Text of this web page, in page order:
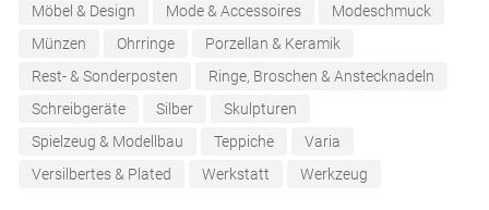
Möbel & Design
Mode & Accessoires
Modeschmuck
Münzen
Ohrringe
Porzellan & Keramik
Rest- & Sonderposten
Ringe, Broschen & Anstecknadeln
Schreibgeräte
Silber
Skulpturen
Spielzeug & Modellbau
Teppiche
Varia
Versilbertes & Plated
Werkstatt Werkzeug